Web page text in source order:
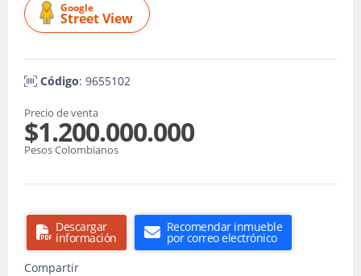
Google
Street View
Código: 9655102
Precio de venta
$1.200.000.000
Pesos Colombianos
Descargar
información
Recomendar inmueble
por correo electrónico
Compartir